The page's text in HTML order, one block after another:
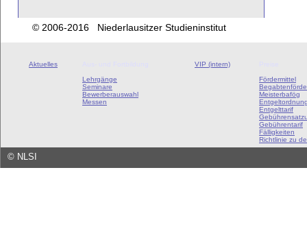
© 2006-2016 Niederlausitzer Studieninstitut
Aktuelles
Lehrgänge
Seminare
Bewerberauswahl
Messen
VIP (intern)
Fördermittel
Meisterbafög
Entgelttarif
Gebührentarif
Fälligkeiten
Richtlinie zu
© NLSI